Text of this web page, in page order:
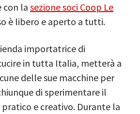
con la sezione soci Coop Le
è libero e aperto a tutti.
importatrice di
in tutta Italia, metterà a
delle sue macchine per
di sperimentare il
e creativo. Durante la